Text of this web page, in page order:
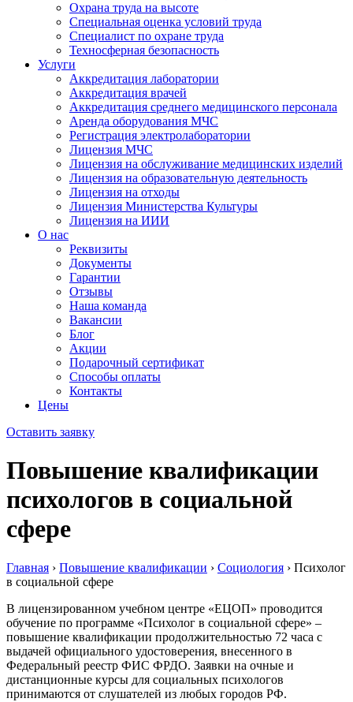
Охрана труда на высоте
Специальная оценка условий труда
Специалист по охране труда
Техносферная безопасность
Услуги
Аккредитация лаборатории
Аккредитация врачей
Аккредитация среднего медицинского персонала
Аренда оборудования МЧС
Регистрация электролаборатории
Лицензия МЧС
Лицензия на обслуживание медицинских изделий
Лицензия на образовательную деятельность
Лицензия на отходы
Лицензия Министерства Культуры
Лицензия на ИИИ
О нас
Реквизиты
Документы
Гарантии
Отзывы
Наша команда
Вакансии
Блог
Акции
Подарочный сертификат
Способы оплаты
Контакты
Цены
Оставить заявку
Повышение квалификации
психологов в социальной
сфере
Главная › Повышение квалификации › Социология › Психолог
в социальной сфере
В лицензированном учебном центре «ЕЦОП» проводится
обучение по программе «Психолог в социальной сфере» –
повышение квалификации продолжительностью 72 часа с
выдачей официального удостоверения, внесенного в
Федеральный реестр ФИС ФРДО. Заявки на очные и
дистанционные курсы для социальных психологов
принимаются от слушателей из любых городов РФ.